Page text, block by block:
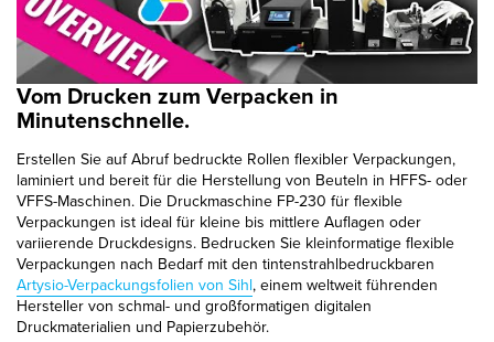
Vom Drucken zum Verpacken in
Minutenschnelle.
Erstellen Sie auf Abruf bedruckte Rollen flexibler Verpackungen,
laminiert und bereit für die Herstellung von Beuteln in HFFS- oder
VFFS-Maschinen. Die Druckmaschine FP-230 für flexible
Verpackungen ist ideal für kleine bis mittlere Auflagen oder
variierende Druckdesigns. Bedrucken Sie kleinformatige flexible
Verpackungen nach Bedarf mit den tintenstrahlbedruckbaren
Artysio-Verpackungsfolien von Sihl, einem weltweit führenden
Hersteller von schmal- und großformatigen digitalen
Druckmaterialien und Papierzubehör.